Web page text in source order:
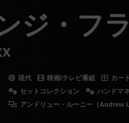
ジ・フ
現代 映画/テレビ番組
カー
セットコレクション
ハンドマ
アンドリュー・ルーニー（Andrew